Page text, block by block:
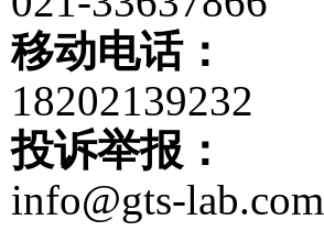
移动电话：
18202139232
投诉举报：
info@gts-lab.com